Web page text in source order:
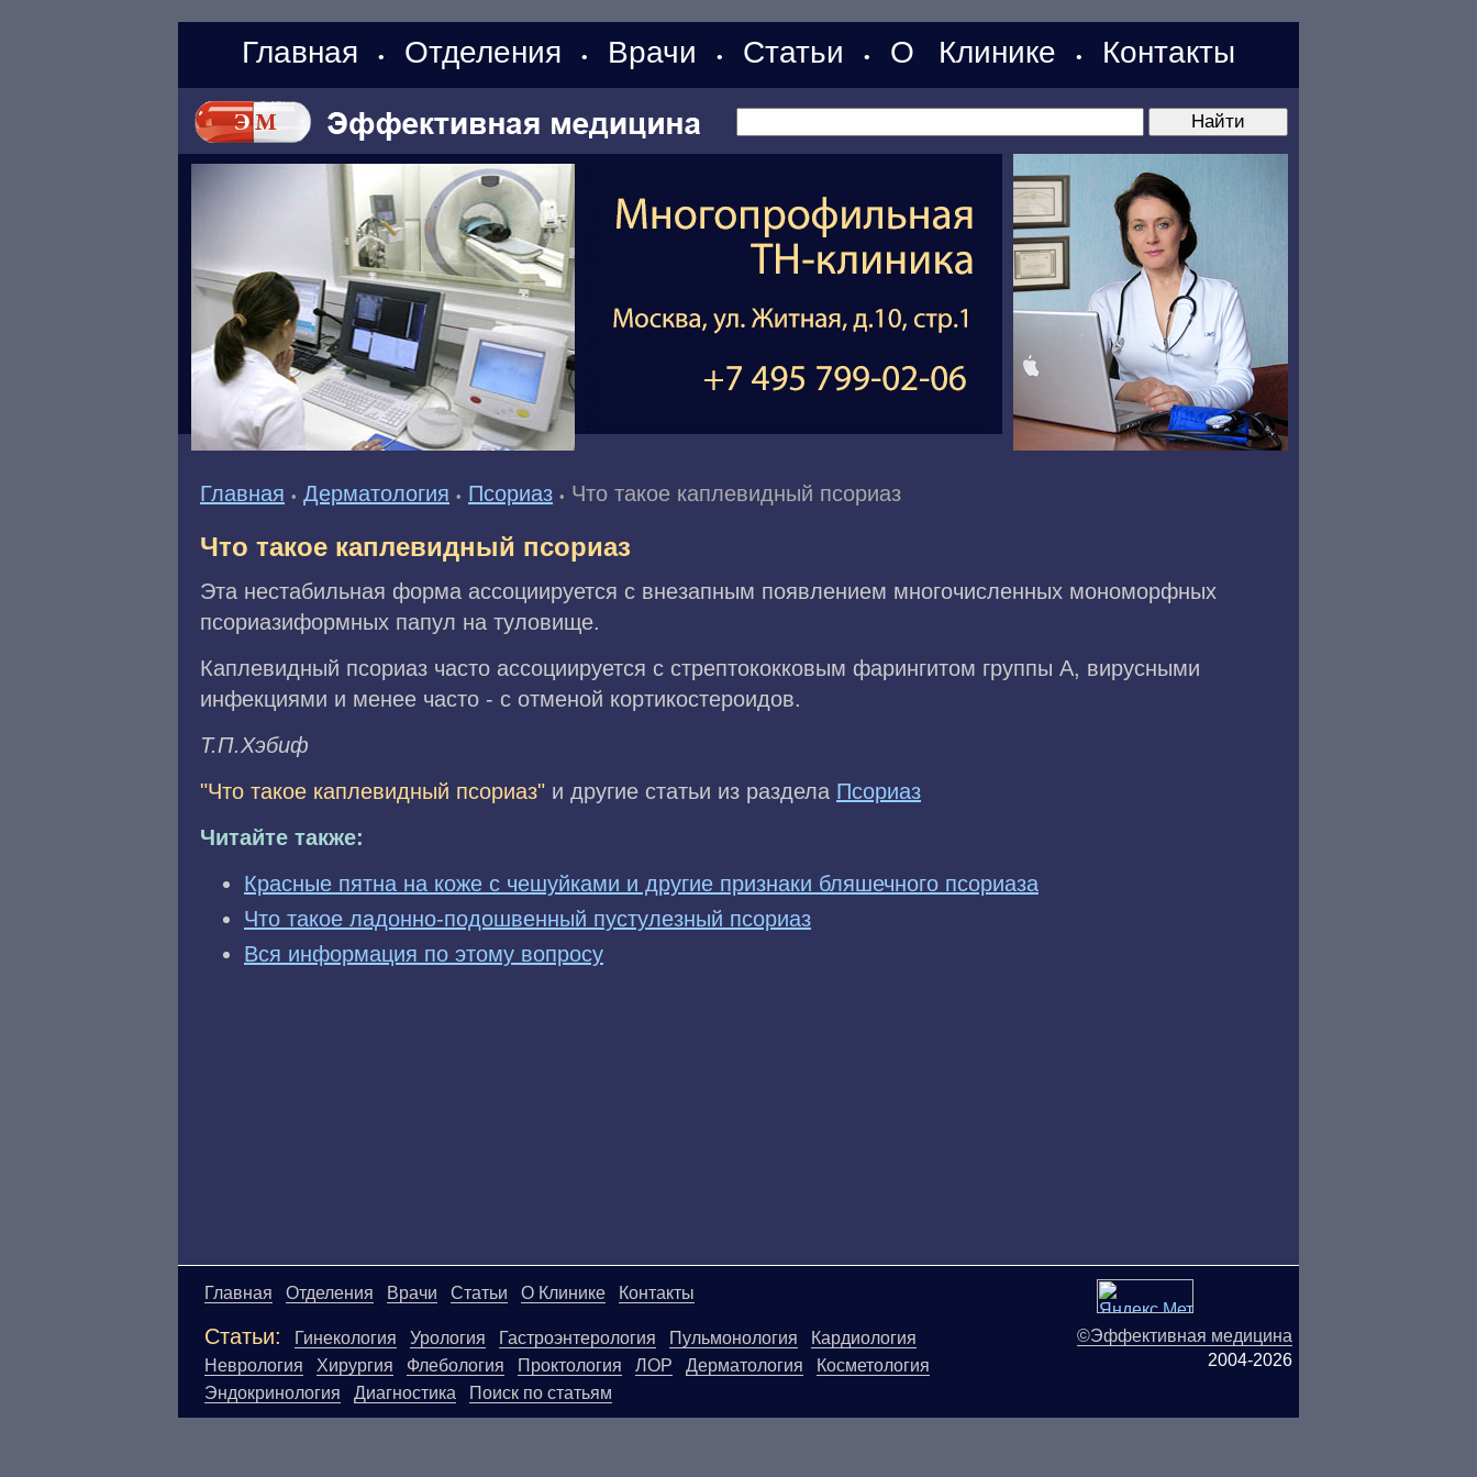
Главная • Отделения • Врачи • Статьи • О Клинике • Контакты
Главная • Дерматология • Псориаз • Что такое каплевидный псориаз
Что такое каплевидный псориаз
Эта нестабильная форма ассоциируется с внезапным появлением многочисленных мономорфных
псориазиформных папул на туловище.
Каплевидный псориаз часто ассоциируется с стрептококковым фарингитом группы А, вирусными
инфекциями и менее часто - с отменой кортикостероидов.
Т.П.Xэбиф
"Что такое каплевидный псориаз" и другие статьи из раздела Псориаз
Читайте также:
Красные пятна на коже с чешуйками и другие признаки бляшечного псориаза
Что такое ладонно-подошвенный пустулезный псориаз
Вся информация по этому вопросу
Главная Отделения Врачи Статьи О Клинике Контакты
Статьи: Гинекология Урология Гастроэнтерология Пульмонология
Кардиология
Неврология
Хирургия Флебология Проктология ЛОР Дерматология
Косметология
Эндокринология
Диагностика Поиск по статьям
©Эффективная медицина
2004-2026